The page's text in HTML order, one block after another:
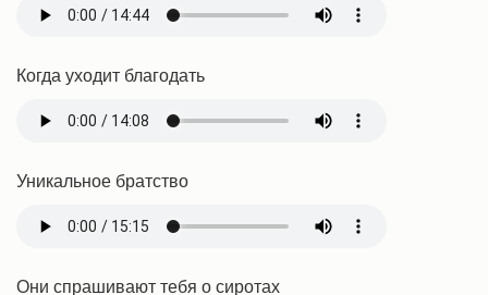
Когда уходит благодать
Уникальное братство
Они спрашивают тебя о сиротах